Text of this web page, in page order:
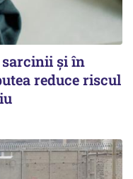
și în
reduce riscul